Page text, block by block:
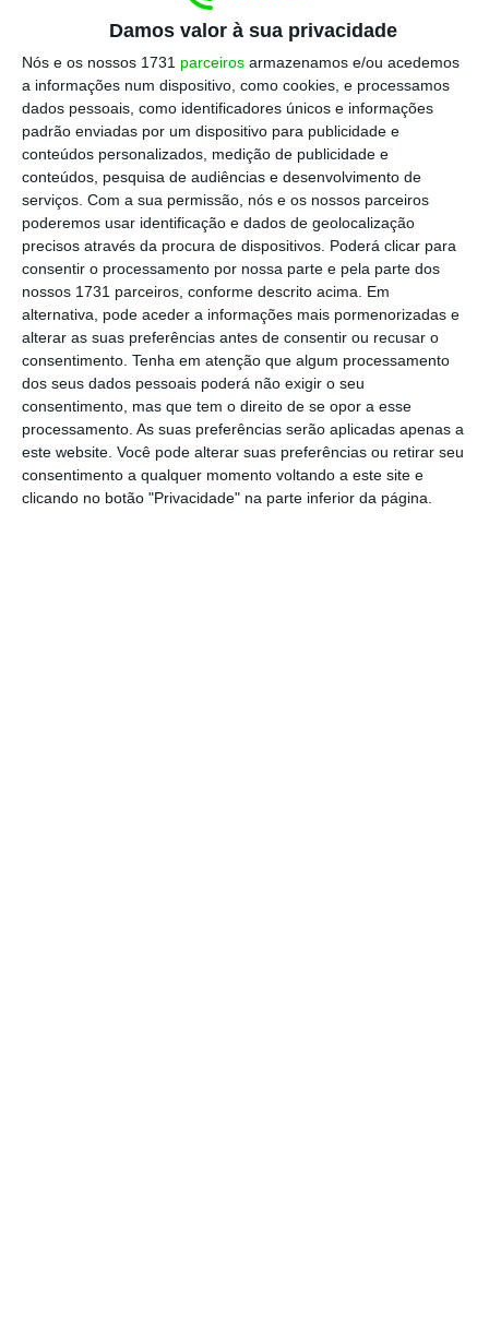
Damos valor à sua privacidade
Nós e os nossos 1731 parceiros armazenamos e/ou acedemos
a informações num dispositivo, como cookies, e processamos
dados pessoais, como identificadores únicos e informações
padrão enviadas por um dispositivo para publicidade e
conteúdos personalizados, medição de publicidade e
conteúdos, pesquisa de audiências e desenvolvimento de
serviços. Com a sua permissão, nós e os nossos parceiros
poderemos usar identificação e dados de geolocalização
precisos através da procura de dispositivos. Poderá clicar para
consentir o processamento por nossa parte e pela parte dos
nossos 1731 parceiros, conforme descrito acima. Em
alternativa, pode aceder a informações mais pormenorizadas e
alterar as suas preferências antes de consentir ou recusar o
consentimento. Tenha em atenção que algum processamento
dos seus dados pessoais poderá não exigir o seu
consentimento, mas que tem o direito de se opor a esse
processamento. As suas preferências serão aplicadas apenas a
este website. Você pode alterar suas preferências ou retirar seu
consentimento a qualquer momento voltando a este site e
clicando no botão "Privacidade" na parte inferior da página.
foram feitas nos mercados internacionais,
num total de 44 países –, quase igualando
desta forma aperformance registada antes da
pandemia de Covid-19.Sete em cada dez
pares de calças da Salsa Jeans são vestidos
por mulheres.